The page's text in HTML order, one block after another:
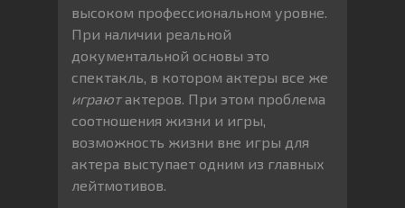
высоком профессиональном уровне.
При наличии реальной
документальной основы это
спектакль, в котором актеры все же
играютактеров. При этом проблема
соотношения жизни и игры,
возможность жизни вне игры для
актера выступает одним из главных
лейтмотивов.